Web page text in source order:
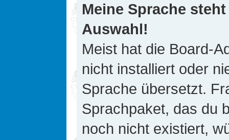
Meine Sprache
Auswahl!
Meist hat die Board-
nicht installiert oder
Sprache übersetzt.
Sprachpaket, das du
noch nicht existiert,